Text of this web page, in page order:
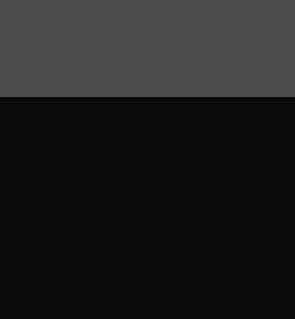
en: